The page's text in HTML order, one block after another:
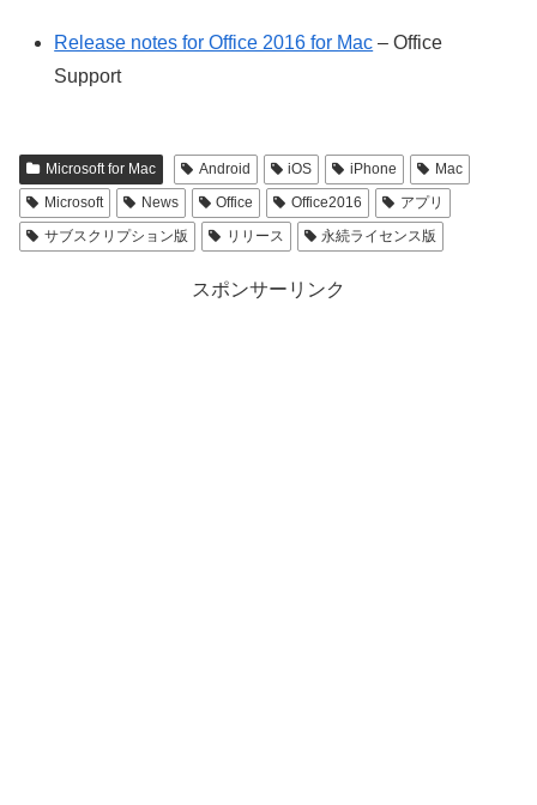
Release notes for Office 2016 for Mac – Office
Support
Microsoft for Mac Android iOS iPhone
Mac
Microsoft
News Office Office2016
アプリ
サブスクリプション版
リリース 永続ライセンス版
スポンサーリンク